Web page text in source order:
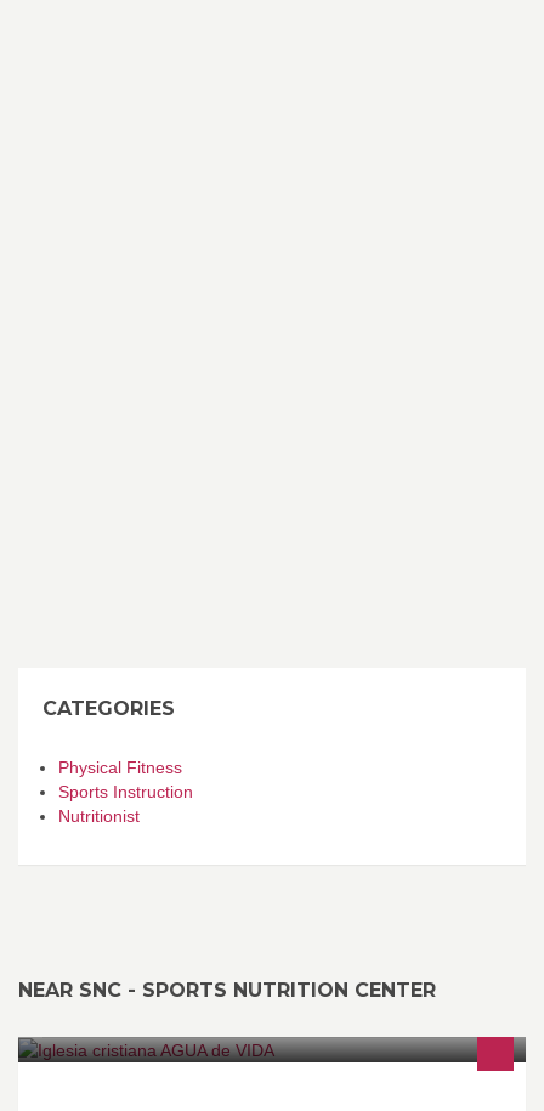
CATEGORIES
Physical Fitness
Sports Instruction
Nutritionist
NEAR SNC - SPORTS NUTRITION CENTER